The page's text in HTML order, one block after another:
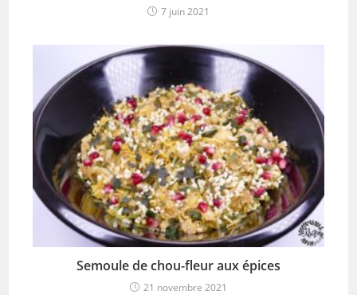
7 juin 2021
Semoule de chou-fleur aux épices
21 novembre 2021